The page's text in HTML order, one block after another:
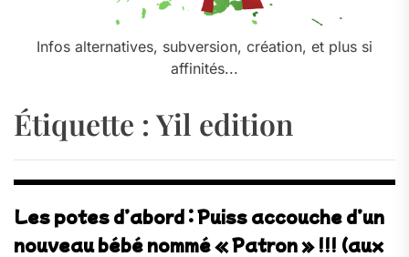
Infos alternatives, subversion, création, et plus si
affinités...
Étiquette : Yil edition
Les potes d’abord : Puiss accouche d’un
nouveau bébé nommé « Patron » !!! (aux